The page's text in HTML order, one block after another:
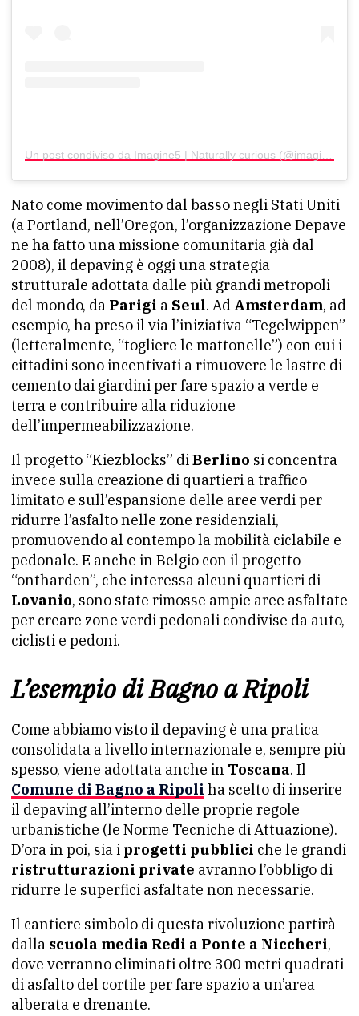
Un post condiviso da Imagine5 | Naturally curious (@imagine5_official)
Nato come movimento dal basso negli Stati Uniti
(a Portland, nell’Oregon, l’organizzazione Depave
ne ha fatto una missione comunitaria già dal
2008), il depaving è oggi una strategia
strutturale adottata dalle più grandi metropoli
del mondo, da Parigi a Seul. Ad Amsterdam, ad
esempio, ha preso il via l’iniziativa “Tegelwippen”
(letteralmente, “togliere le mattonelle”) con cui i
cittadini sono incentivati a rimuovere le lastre di
cemento dai giardini per fare spazio a verde e
terra e contribuire alla riduzione
dell’impermeabilizzazione.
Il progetto “Kiezblocks” diBerlino si concentra
invece sulla creazione di quartieri a traffico
limitato e sull’espansione delle aree verdi per
ridurre l’asfalto nelle zone residenziali,
promuovendo al contempo la mobilità ciclabile e
pedonale. E anche in Belgio con il progetto
“ontharden”, che interessa alcuni quartieri di
Lovanio, sono state rimosse ampie aree asfaltate
per creare zone verdi pedonali condivise da auto,
ciclisti e pedoni.
L’esempio di Bagno a Ripoli
Come abbiamo visto il depaving è una pratica
consolidata a livello internazionale e, sempre più
spesso, viene adottata anche in Toscana. Il
Comune di Bagno a Ripoli ha scelto di inserire
il depaving all’interno delle proprie regole
urbanistiche (le Norme Tecniche di Attuazione).
D’ora in poi, sia i progetti pubblici che le grandi
ristrutturazioni private avranno l’obbligo di
ridurre le superfici asfaltate non necessarie.
Il cantiere simbolo di questa rivoluzione partirà
dalla scuola media Redi a Ponte a Niccheri,
dove verranno eliminati oltre 300 metri quadrati
di asfalto del cortile per fare spazio a un’area
alberata e drenante.